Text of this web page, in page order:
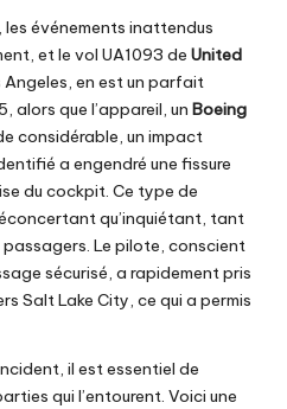
les événements inattendus
et le vol UA1093 de United
Angeles, en est un parfait
alors que l’appareil, un Boeing
considérable, un impact
a engendré une fissure
du cockpit. Ce type de
qu’inquiétant, tant
passagers. Le pilote, conscient
sécurisé, a rapidement pris
Salt Lake City, ce qui a permis
il est essentiel de
qui l’entourent. Voici une